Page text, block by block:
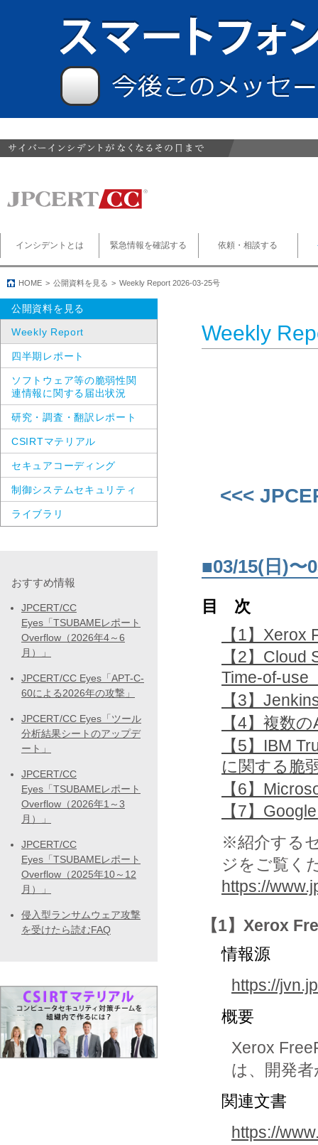
インシデントとは 緊急情報を確認する 依頼・相談する
HOME 公開資料を見る Weekly Report 2026-03-25号
Weekly
<<<
■03/15(日)〜
目 次
【1】
【2】
Time-of-use
【3】
【4】複数
【5】IBM
に関する脆
【6】
【7】
※紹介する
ジをご覧く
https://
【1】Xerox
情報源
https://
概要
Xerox
は、開発
関連文書
https://
公開資料を見る
Weekly Report
四半期レポート
ソフトウェア等の脆弱性関
連情報に関する届出状況
研究・調査・翻訳レポート
CSIRTマテリアル
セキュアコーディング
制御システムセキュリティ
ライブラリ
おすすめ情報
JPCERT/CC
Eyes「TSUBAMEレポート
Overflow（2026年4～6
月）」
JPCERT/CC Eyes「APT-C-
60による2026年の攻撃」
JPCERT/CC Eyes「ツール
分析結果シートのアップデ
ート」
JPCERT/CC
Eyes「TSUBAMEレポート
Overflow（2026年1～3
月）」
JPCERT/CC
Eyes「TSUBAMEレポート
Overflow（2025年10～12
月）」
侵入型ランサムウェア攻撃
を受けたら読むFAQ